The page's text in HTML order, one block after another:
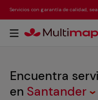
Servicios con garantía de calidad,
Encuentra
en Santander